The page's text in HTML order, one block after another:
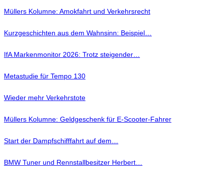
Müllers Kolumne: Amokfahrt und Verkehrsrecht
Kurzgeschichten aus dem Wahnsinn: Beispiel…
IfA Markenmonitor 2026: Trotz steigender…
Metastudie für Tempo 130
Wieder mehr Verkehrstote
Müllers Kolumne: Geldgeschenk für E-Scooter-Fahrer
Start der Dampfschifffahrt auf dem…
BMW Tuner und Rennstallbesitzer Herbert…